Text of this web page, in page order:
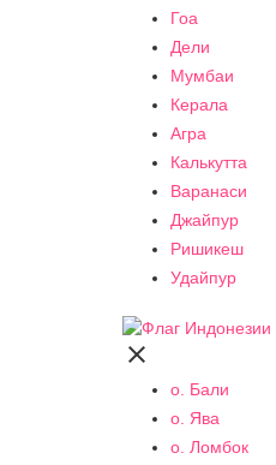
Гоа
Дели
Мумбаи
Керала
Агра
Калькутта
Варанаси
Джайпур
Ришикеш
Удайпур

о. Бали
о. Ява
о. Ломбок